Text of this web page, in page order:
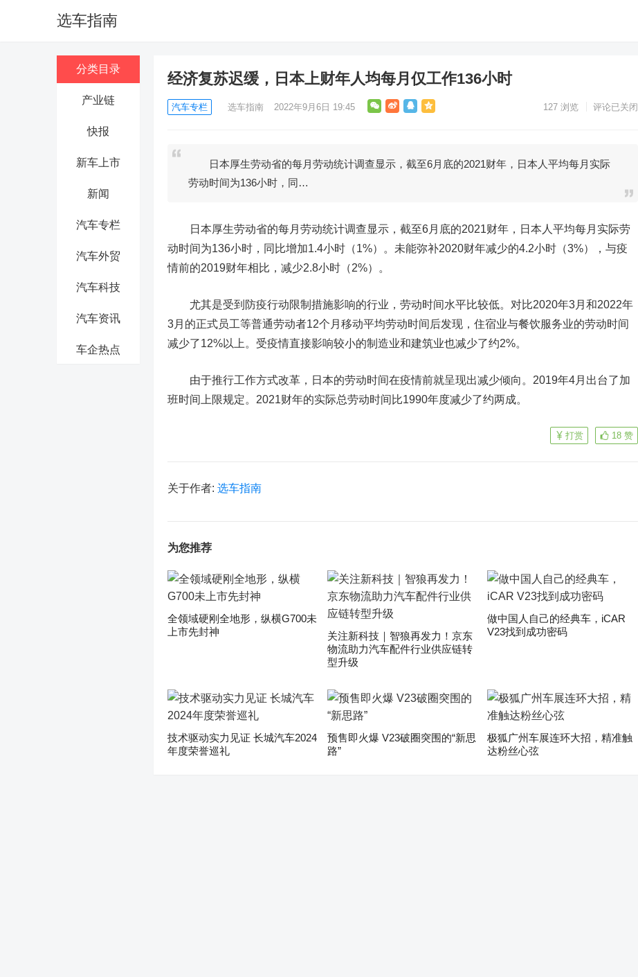
选车指南
分类目录
产业链
快报
新车上市
新闻
汽车专栏
汽车外贸
汽车科技
汽车资讯
车企热点
经济复苏迟缓，日本上财年人均每月仅工作136小时
汽车专栏 选车指南 2022年9月6日 19:45 127 浏览 评论已关闭
日本厚生劳动省的每月劳动统计调查显示，截至6月底的2021财年，日本人平均每月实际
劳动时间为136小时，同…
日本厚生劳动省的每月劳动统计调查显示，截至6月底的2021财年，日本人平均每月实际劳
动时间为136小时，同比增加1.4小时（1%）。未能弥补2020财年减少的4.2小时（3%），与疫
情前的2019财年相比，减少2.8小时（2%）。
尤其是受到防疫行动限制措施影响的行业，劳动时间水平比较低。对比2020年3月和2022年
3月的正式员工等普通劳动者12个月移动平均劳动时间后发现，住宿业与餐饮服务业的劳动时间
减少了12%以上。受疫情直接影响较小的制造业和建筑业也减少了约2%。
由于推行工作方式改革，日本的劳动时间在疫情前就呈现出减少倾向。2019年4月出台了加
班时间上限规定。2021财年的实际总劳动时间比1990年度减少了约两成。
18 赞
打赏
关于作者: 选车指南
为您推荐
全领域硬刚全地形，纵横G700未
上市先封神
关注新科技｜智狼再发力！京东
物流助力汽车配件行业供应链转
型升级
做中国人自己的经典车，iCAR
V23找到成功密码
技术驱动实力见证 长城汽车2024
年度荣誉巡礼
预售即火爆 V23破圈突围的“新思
路”
极狐广州车展连环大招，精准触
达粉丝心弦